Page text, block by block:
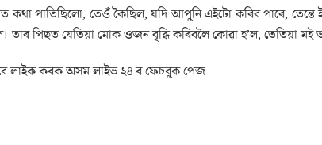
পাতিছিলো, তেওঁ কৈছিল, যদি আপুনি এইটো কৰিব পাৰে, তেন্তে ই
তাৰ পিছত যেতিয়া মোক ওজন বৃদ্ধি কৰিবলৈ কোৱা হ’ল, তেতিয়া
লাইক কৰক অসম লাইভ ২৪ ৰ ফেচবুক পেজ